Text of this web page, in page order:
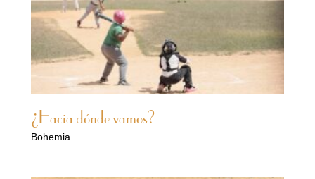
¿Hacia dónde vamos?
Bohemia